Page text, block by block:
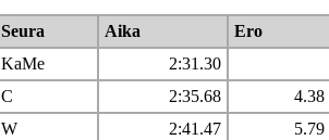
Seura Aika Ero
KaMe
2:31.30
C 2:35.68 4.38
W 2:41.47 5.79